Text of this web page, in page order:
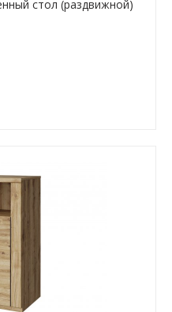
стол (раздвижной)